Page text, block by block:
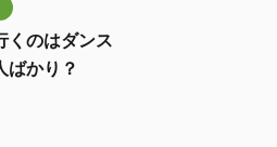
くのはダンス
ばかり？